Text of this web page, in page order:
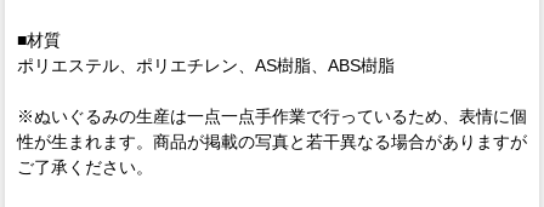
■材質
ポリエステル、ポリエチレン、AS樹脂、ABS樹脂
※ぬいぐるみの生産は一点一点手作業で行っているため、表情に個
性が生まれます。商品が掲載の写真と若干異なる場合がありますが
ご了承ください。